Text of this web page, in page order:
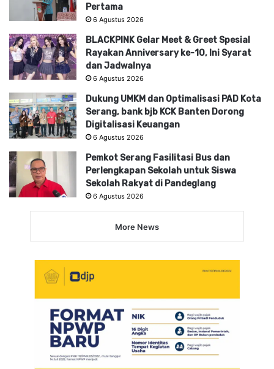
Pertama
6 Agustus 2026
BLACKPINK Gelar Meet & Greet Spesial
Rayakan Anniversary ke-10, Ini Syarat
dan Jadwalnya
6 Agustus 2026
Dukung UMKM dan Optimalisasi PAD Kota
Serang, bank bjb KCK Banten Dorong
Digitalisasi Keuangan
6 Agustus 2026
Pemkot Serang Fasilitasi Bus dan
Perlengkapan Sekolah untuk Siswa
Sekolah Rakyat di Pandeglang
6 Agustus 2026
More News